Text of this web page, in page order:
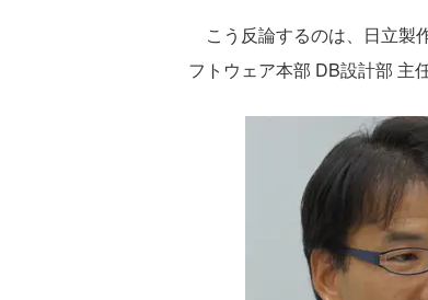
こう反論するのは、日立製
フトウェア本部 DB設計部 主